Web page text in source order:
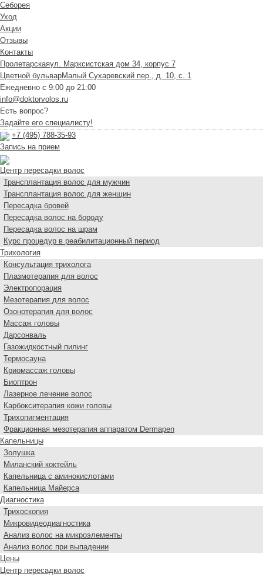
Себорея
Уход
Акции
Отзывы
Контакты
Пролетарскаяул. Марксистская дом 34, корпус 7
Цветной бульварМалый Сухаревский пер., д. 10, с. 1
Ежедневно с 9:00 до 21:00
info@doktorvolos.ru
Есть вопрос?
Задайте его специалисту!
+7 (495) 788-35-93
Запись на прием
Центр пересадки волос
Трансплантация волос для мужчин
Трансплантация волос для женщин
Пересадка бровей
Пересадка волос на бороду
Пересадка волос на шрам
Курс процедур в реабилитационный период
Трихология
Консультация трихолога
Плазмотерапия для волос
Электропорация
Мезотерапия для волос
Озонотерапия для волос
Массаж головы
Дарсонваль
Газожидкостный пилинг
Термосауна
Криомассаж головы
Биоптрон
Лазерное лечение волос
Карбокситерапия кожи головы
Трихопигментация
Фракционная мезотерапия аппаратом Dermapen
Капельницы
Золушка
Миланский коктейль
Капельница с аминокислотами
Капельница Майерса
Диагностика
Трихоскопия
Микровидеодиагностика
Анализ волос на микроэлементы
Анализ волос при выпадении
Цены
Центр пересадки волос